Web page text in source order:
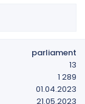
parliament
13
1 289
01.04.2023
21.05.2023